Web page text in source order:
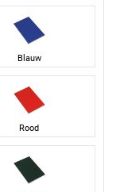
Blauw
Rood